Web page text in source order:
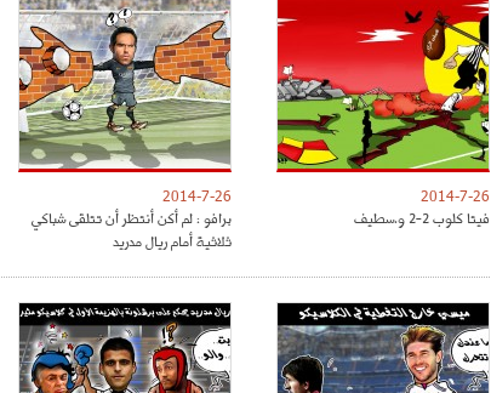
2014-7-26
فيتا كلوب 2-2 و.سطيف
2014-7-26
برافو : لم أكن أنتظر أن تتلقى شباكي
ثلاثية أمام ريال مدريد